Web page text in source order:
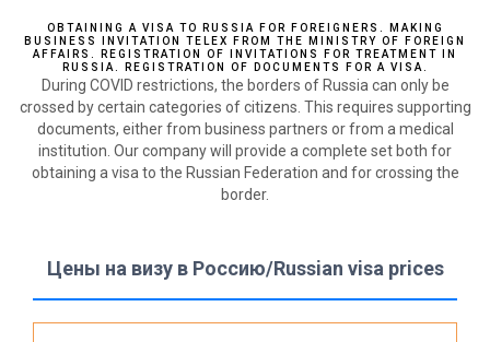
OBTAINING A VISA TO RUSSIA FOR FOREIGNERS. MAKING
BUSINESS INVITATION TELEX FROM THE MINISTRY OF FOREIGN
AFFAIRS. REGISTRATION OF INVITATIONS FOR TREATMENT IN
RUSSIA. REGISTRATION OF DOCUMENTS FOR A VISA.
During COVID restrictions, the borders of Russia can only be
crossed by certain categories of citizens. This requires supporting
documents, either from business partners or from a medical
institution. Our company will provide a complete set both for
obtaining a visa to the Russian Federation and for crossing the
border.
Цены на визу в Россию/Russian visa prices